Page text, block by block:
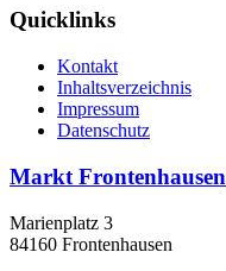
Quicklinks
Kontakt
Inhaltsverzeichnis
Impressum
Datenschutz
Markt Frontenhausen
Marienplatz 3
84160 Frontenhausen